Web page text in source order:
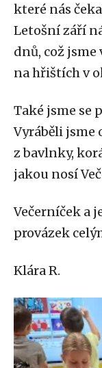
které nás
Letošní září
dnů, což
na hřištích v
Také jsme se
Vyráběli
z bavlnky,
jakou nosí
Večerníček a
provázek
Klára R.